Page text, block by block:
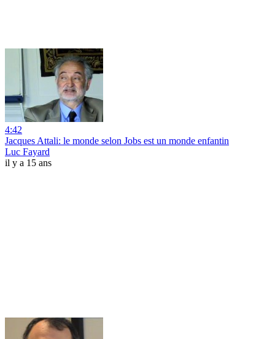
4:42
Jacques Attali: le monde selon Jobs est un monde enfantin
Luc Fayard
il y a 15 ans